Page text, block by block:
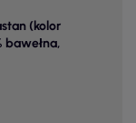
(kolor
bawełna,